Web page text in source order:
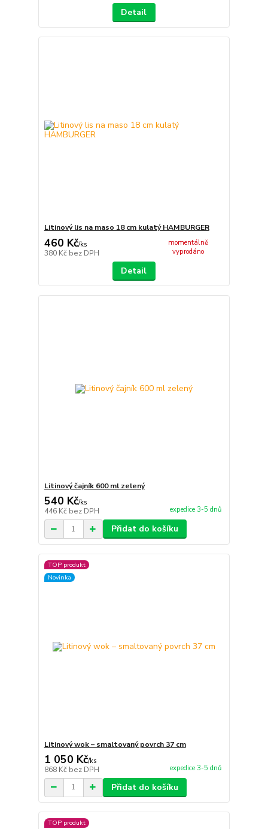
Detail
Litinový lis na maso 18 cm kulatý HAMBURGER
460 Kč/ks
380 Kč bez DPH
momentálně
vyprodáno
Detail
Litinový čajník 600 ml zelený
540 Kč/ks
446 Kč bez DPH expedice 3-5 dnů
Přidat do košíku
TOP produkt
Novinka
Litinový wok – smaltovaný povrch 37 cm
1 050 Kč/ks
868 Kč bez DPH expedice 3-5 dnů
Přidat do košíku
TOP produkt